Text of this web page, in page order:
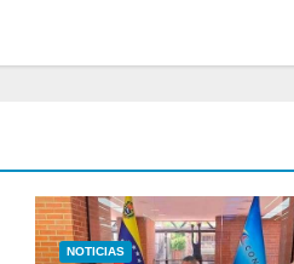
NOTICIAS